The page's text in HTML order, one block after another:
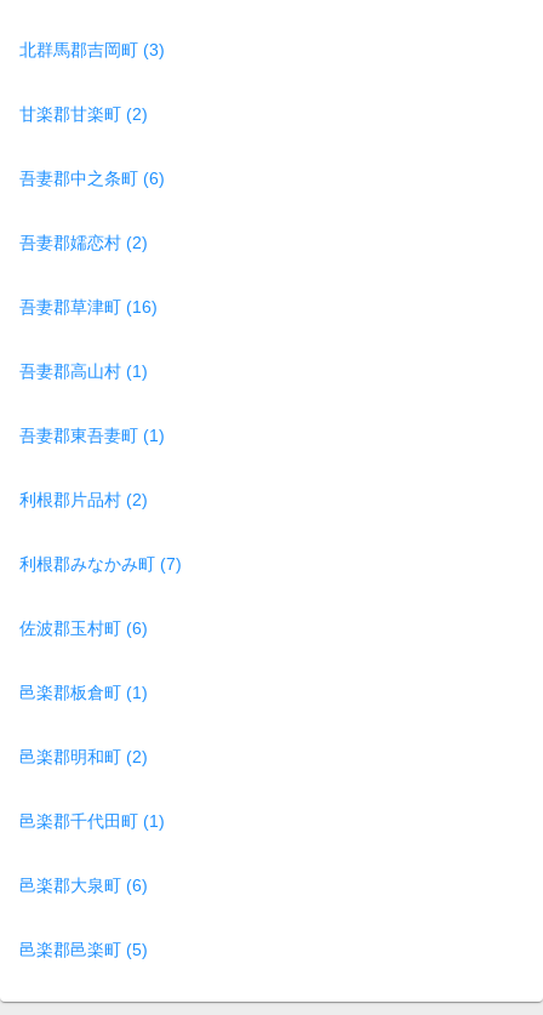
北群馬郡吉岡町 (3)
甘楽郡甘楽町 (2)
吾妻郡中之条町 (6)
吾妻郡嬬恋村 (2)
吾妻郡草津町 (16)
吾妻郡高山村 (1)
吾妻郡東吾妻町 (1)
利根郡片品村 (2)
利根郡みなかみ町 (7)
佐波郡玉村町 (6)
邑楽郡板倉町 (1)
邑楽郡明和町 (2)
邑楽郡千代田町 (1)
邑楽郡大泉町 (6)
邑楽郡邑楽町 (5)